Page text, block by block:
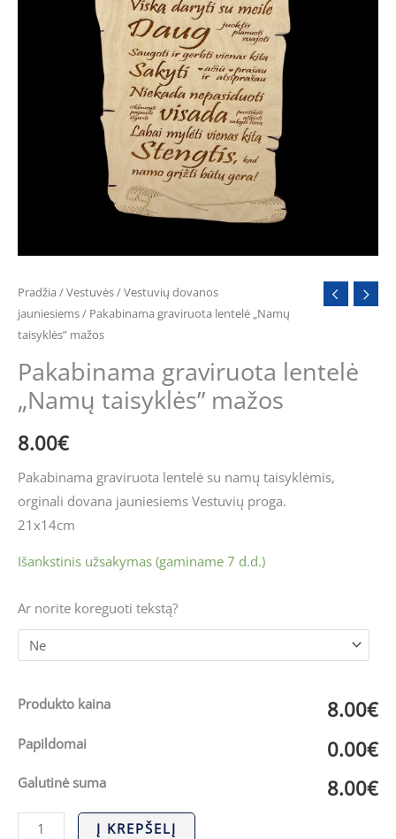
Pradžia /Vestuvės/Vestuvių dovanos
jauniesiems/ Pakabinama graviruota lentelė „Namų
taisyklės” mažos
Pakabinama graviruota lentelė
„Namų taisyklės” mažos
8.00€
Pakabinama graviruota lentelė su namų taisyklėmis,
orginali dovana jauniesiems Vestuvių proga.
21x14cm
Išankstinis užsakymas (gaminame 7 d.d.)
Ar norite koreguoti tekstą?
Produkto kaina 8.00€
Papildomai 0.00€
Galutinė suma 8.00€
Į KREPŠELĮ